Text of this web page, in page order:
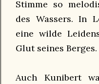
Stimme so
des Wassers. In
eine wilde
Glut seines Berges.
Auch Kunibert